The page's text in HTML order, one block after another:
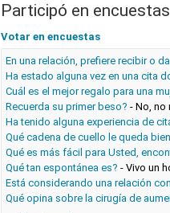
Participó en encuestas
Votar en encuestas
En una relación, prefiere recibir o
Ha estado alguna vez en una cita
Cuál es el mejor regalo para una
Recuerda su primer beso? - No, no
Ha tenido alguna experiencia de
Qué cadena de cuello le queda
Qué es más fácil para Usted,
Qué tan espontánea es? - Vivo un
Está considerando una relación
Qué opina sobre la cirugía de